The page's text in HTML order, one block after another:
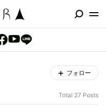
フォロー
Total 27 Posts